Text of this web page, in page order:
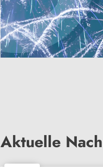
Aktuelle